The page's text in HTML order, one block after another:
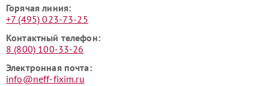
Горячая линия:
+7 (495) 023-73-25
Контактный телефон:
8 (800) 100-33-26
Электронная почта:
info@neff-fixim.ru